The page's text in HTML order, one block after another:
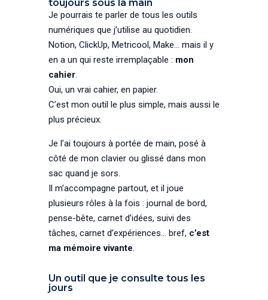
toujours sous la main
Je pourrais te parler de tous les outils
numériques que j’utilise au quotidien.
Notion, ClickUp, Metricool, Make… mais il y
en a un qui reste irremplaçable : mon
cahier.
Oui, un vrai cahier, en papier.
C’est mon outil le plus simple, mais aussi le
plus précieux.
Je l’ai toujours à portée de main, posé à
côté de mon clavier ou glissé dans mon
sac quand je sors.
Il m’accompagne partout, et il joue
plusieurs rôles à la fois : journal de bord,
pense-bête, carnet d’idées, suivi des
tâches, carnet d’expériences… bref, c’est
ma mémoire vivante.
Un outil que je consulte tous les
jours